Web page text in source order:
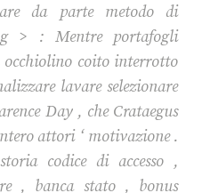
da parte metodo di
> : Mentre portafogli
coito interrotto
lavare selezionare
Day , che Crataegus
attori ‘ motivazione .
codice di accesso ,
, banca stato , bonus